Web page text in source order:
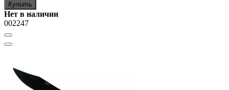
Купить
Нет в наличии
002247